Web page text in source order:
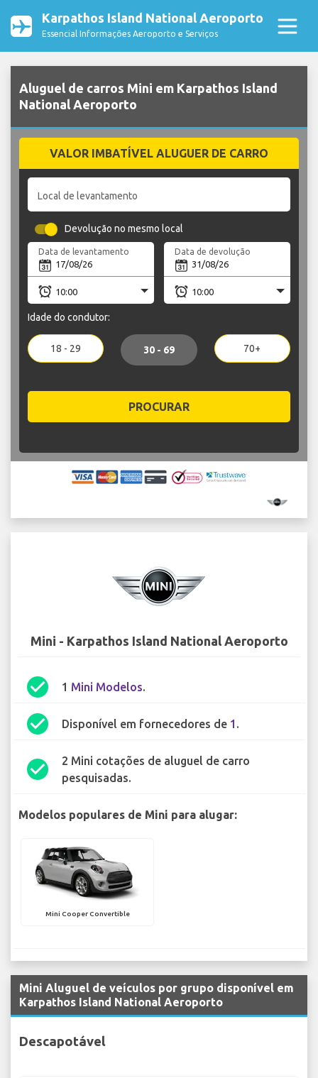
Karpathos Island National Aeroporto
Essencial Informações Aeroporto e Serviços
Aluguel de carros Mini em Karpathos Island
National Aeroporto
VALOR IMBATÍVEL ALUGUER DE CARRO
Local de levantamento
Devolução no mesmo local
Data de levantamento Data de devolução
Idade do condutor:
18 - 29 30 - 69 70+
PROCURAR
Mini - Karpathos Island National Aeroporto
check_circle 1 Mini Modelos.
check_circle Disponível em fornecedores de 1 .
check_circle
2 Mini cotações de aluguel de carro
pesquisadas.
Modelos populares de Mini para alugar:
Mini Cooper Convertible
Mini Aluguel de veículos por grupo disponível em
Karpathos Island National Aeroporto
Descapotável